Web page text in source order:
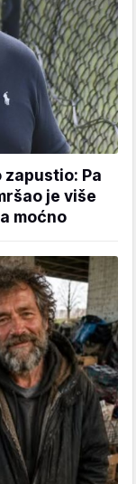
Pa
je više
moćno